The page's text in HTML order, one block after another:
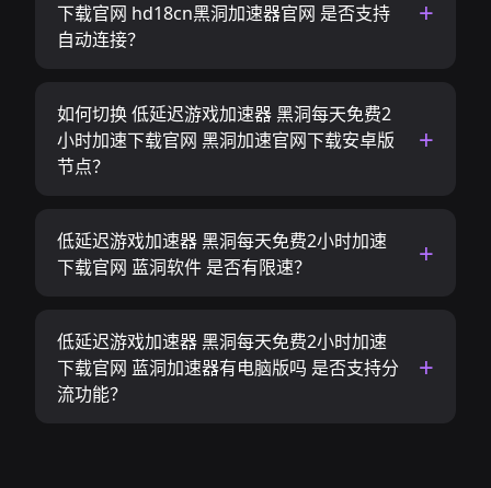
下载官网 hd18cn黑洞加速器官网 是否支持
自动连接？
如何切换 低延迟游戏加速器 黑洞每天免费2
小时加速下载官网 黑洞加速官网下载安卓版
节点？
低延迟游戏加速器 黑洞每天免费2小时加速
下载官网 蓝洞软件 是否有限速？
低延迟游戏加速器 黑洞每天免费2小时加速
下载官网 蓝洞加速器有电脑版吗 是否支持分
流功能？